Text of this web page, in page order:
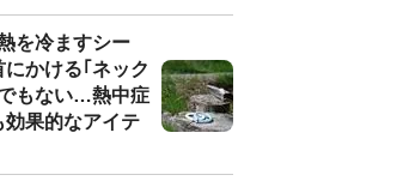
を冷ますシー
にかける｢ネック
もない…熱中症
効果的なアイテ